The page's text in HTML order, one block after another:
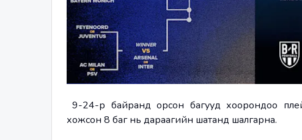
9-24-р байранд орсон багууд хоорондоо
хожсон 8 баг нь дараагийн шатанд шалгарна.